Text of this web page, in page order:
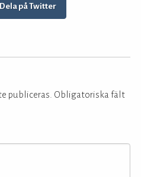
Dela på Twitter
publiceras. Obligatoriska fält